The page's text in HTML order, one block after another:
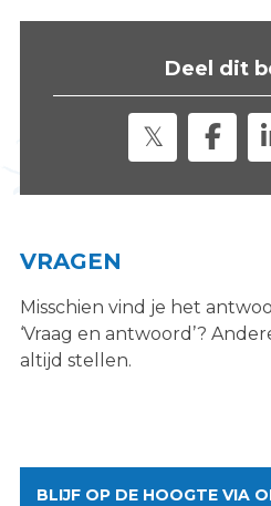
Deel dit
VRAGEN
Misschien vind je het
‘Vraag en antwoord’?
altijd stellen.
BLIJF OP DE HOOGTE VIA